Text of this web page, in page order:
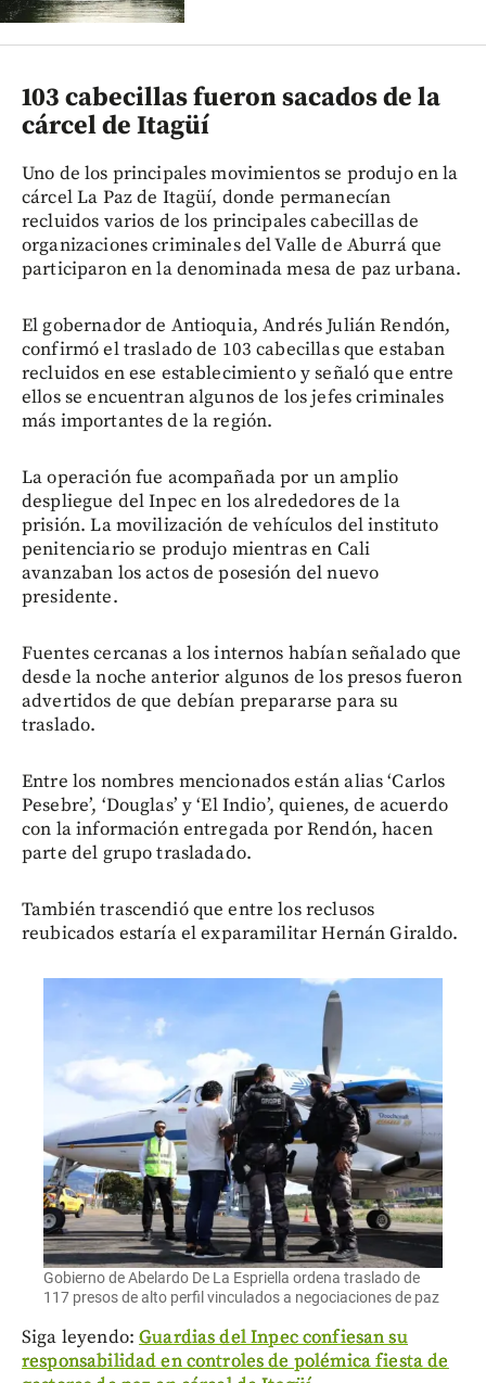
103 cabecillas fueron sacados de la
cárcel de Itagüí
Uno de los principales movimientos se produjo en la
cárcel La Paz de Itagüí, donde permanecían
recluidos varios de los principales cabecillas de
organizaciones criminales del Valle de Aburrá que
participaron en la denominada mesa de paz urbana.
El gobernador de Antioquia, Andrés Julián Rendón,
confirmó el traslado de 103 cabecillas que estaban
recluidos en ese establecimiento y señaló que entre
ellos se encuentran algunos de los jefes criminales
más importantes de la región.
La operación fue acompañada por un amplio
despliegue del Inpec en los alrededores de la
prisión. La movilización de vehículos del instituto
penitenciario se produjo mientras en Cali
avanzaban los actos de posesión del nuevo
presidente.
Fuentes cercanas a los internos habían señalado que
desde la noche anterior algunos de los presos fueron
advertidos de que debían prepararse para su
traslado.
Entre los nombres mencionados están alias ‘Carlos
Pesebre’, ‘Douglas’ y ‘El Indio’, quienes, de acuerdo
con la información entregada por Rendón, hacen
parte del grupo trasladado.
También trascendió que entre los reclusos
reubicados estaría el exparamilitar Hernán Giraldo.
Gobierno de Abelardo De La Espriella ordena traslado de
117 presos de alto perfil vinculados a negociaciones de paz
Siga leyendo:Guardias del Inpec confiesan su
responsabilidad en controles de polémica fiesta de